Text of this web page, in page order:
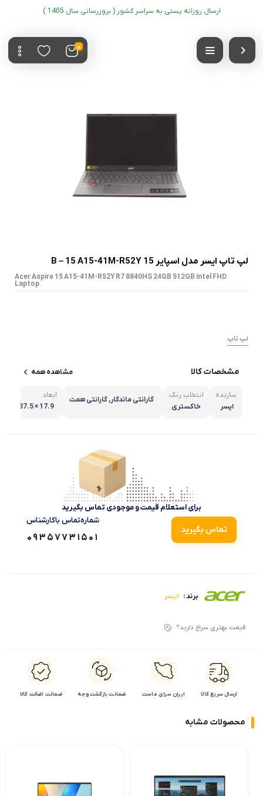
ارسال روزانه پستی به سراسر کشور ( بروزرسانی سال 1405 )
0
لپ تاپ ایسر مدل اسپایر 15 B – 15 A15-41M-R52Y
Acer Aspire 15 A15-41M-R52Y R7 8840HS 24GB 512GB intel FHD
Laptop
لپ تاپ
مشخصات کالا مشاهده همه
سازنده
ایسر
انتخاب رنگ
خاکستری
گارانتی ماندگار, گارانتی همت
ابعاد
برای استعلام قیمت و موجودی تماس بگیرید
تماس بگیرید
شماره‌تماس‌ با‌کارشناس
09357731501
برند : ایسر
قیمت بهتری سراغ دارید؟
ارسال سریع کالا ایران سرای ماست ضمانت بازگشت وجه ضمانت اضالت کالا
محصولات مشابه